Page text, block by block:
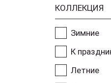
КОЛЛЕКЦИЯ
Зимние
К
Летние